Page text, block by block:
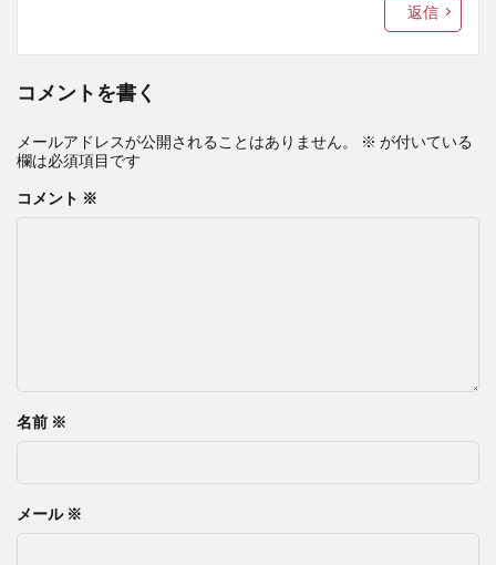
返信
コメントを書く
メールアドレスが公開されることはありません。 ※ が付いている
欄は必須項目です
コメント ※
名前 ※
メール ※